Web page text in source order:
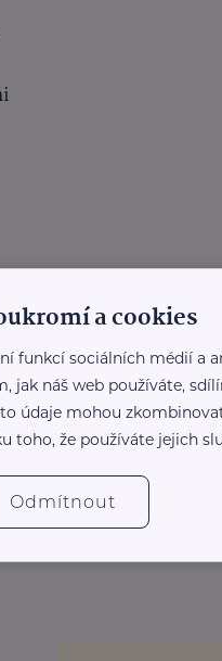
a cookies
funkcí sociálních médií a
jak náš web používáte,
údaje mohou
toho, že používáte jejich
Odmítnout